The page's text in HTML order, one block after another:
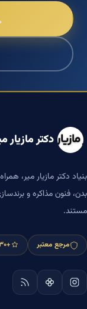
دکتر مازیار
بنیاد دکتر مازیار میر،
مستند.
مرجع معتبر +۳۰ سال تجربه